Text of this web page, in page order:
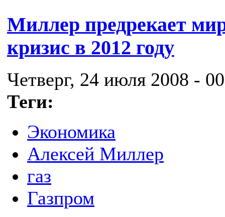
Миллер предрекает
кризис в 2012 году
Четверг, 24 июля 2008 -
Теги:
Экономика
Алексей Миллер
газ
Газпром